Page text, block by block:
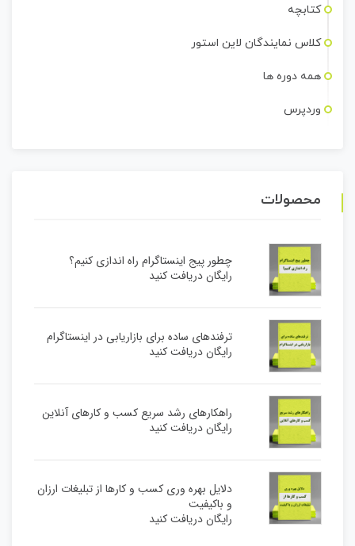
کتابچه
کلاس نمایندگان لاین استور
همه دوره ها
وردپرس
محصولات
چطور پیج اینستاگرام راه اندازی کنیم؟
رایگان دریافت کنید
ترفندهای ساده برای بازاریابی در اینستاگرام
رایگان دریافت کنید
راهکارهای رشد سریع کسب و کارهای آنلاین
رایگان دریافت کنید
دلایل بهره وری کسب و کارها از تبلیغات ارزان
و باکیفیت
رایگان دریافت کنید